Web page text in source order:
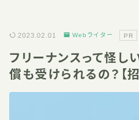
2023.02.01 Webライター PR
フリーナンスって怪し
償も受けられるの？【